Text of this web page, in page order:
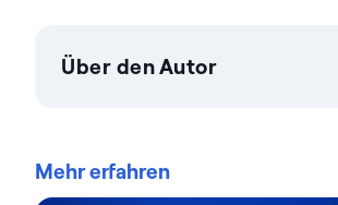
Über den Autor
Unternehmen vertrauen auf
Data-Intelligence-Lösungen von
Mehr erfahren